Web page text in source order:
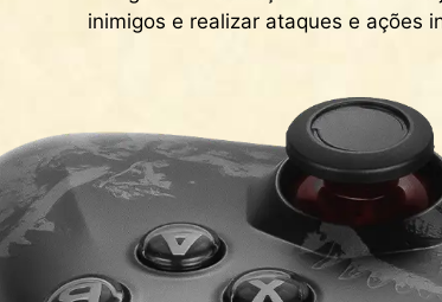
inimigos e realizar ataques e ações